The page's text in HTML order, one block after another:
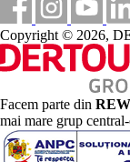
Copyright © 2026,
Facem parte din
mai mare grup